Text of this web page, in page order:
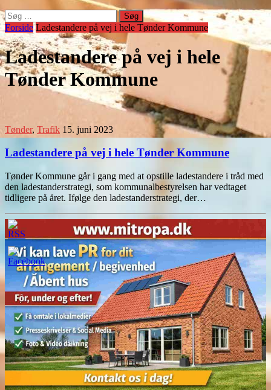
Søg
efter:
Forside Ladestandere på vej i hele Tønder Kommune
Ladestandere på vej i hele
Tønder Kommune
Tønder, Trafik 15. juni 2023
Ladestandere på vej i hele Tønder Kommune
Tønder Kommune går i gang med at opstille ladestandere i tråd med
den ladestanderstrategi, som kommunalbestyrelsen har vedtaget
tidligere på året. Ifølge den ladestanderstrategi, der…